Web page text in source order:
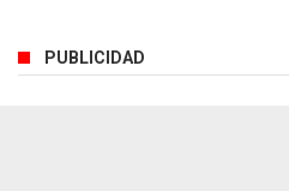
PUBLICIDAD